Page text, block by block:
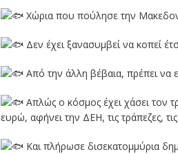
Χώρια που πούλησε την
Δεν έχει ξανασυμβεί να κοπεί
Από την άλλη βέβαια, πρέπει να
Απλώς ο κόσμος έχει χάσει τον
ευρώ, αφήνει την ΔΕΗ, τις τράπεζες,
Και πλήρωσε δισεκατομμύρια